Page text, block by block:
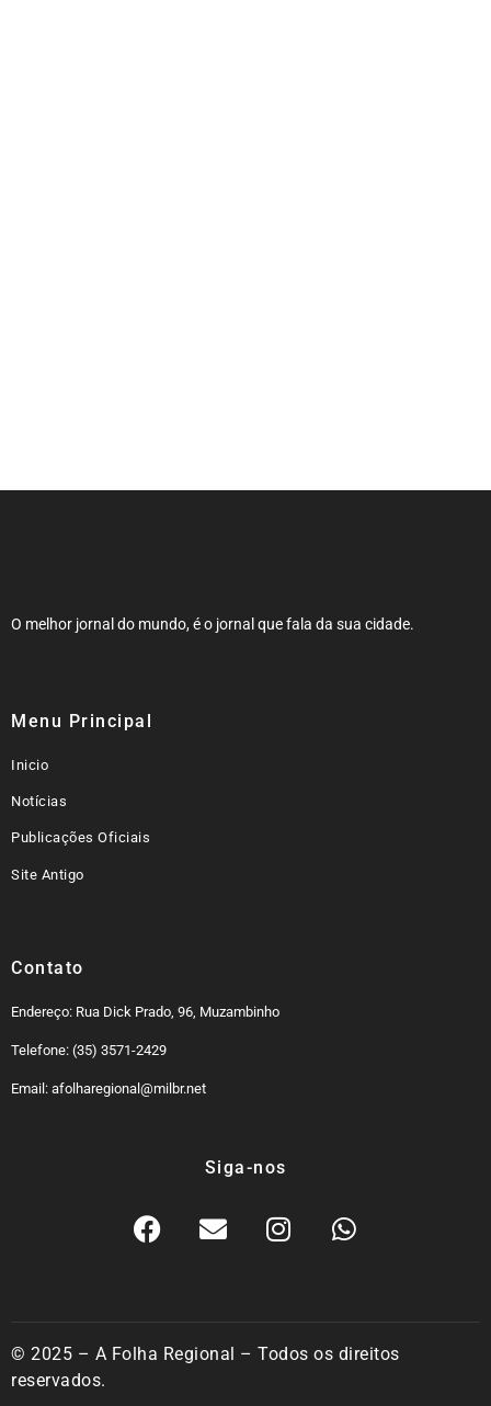
O melhor jornal do mundo, é o jornal que fala da sua cidade.
Menu Principal
Inicio
Notícias
Publicações Oficiais
Site Antigo
Contato
Endereço: Rua Dick Prado, 96, Muzambinho
Telefone: (35) 3571-2429
Email: afolharegional@milbr.net
Siga-nos
© 2025 – A Folha Regional – Todos os direitos
reservados.